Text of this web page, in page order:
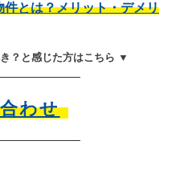
とは？メリット・デメリ
？と感じた方はこちら ▼
わせ